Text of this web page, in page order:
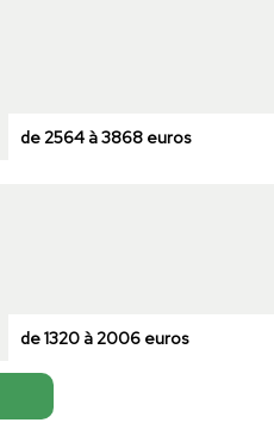
de 2564 à 3868 euros
de 1320 à 2006 euros